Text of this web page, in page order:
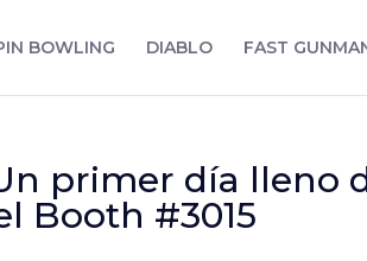
BOWLING DIABLO FAST
primer día lleno
Booth #3015